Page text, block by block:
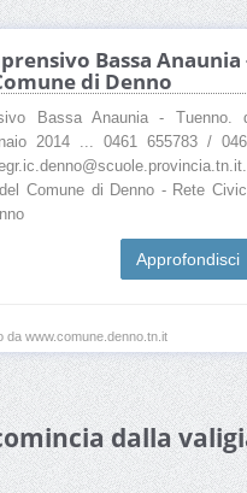
Bassa Anaunia
di Denno
Bassa Anaunia - Tuenno.
2014 ... 0461 655783 /
Comune di Denno - Rete
Approfondisci
da www.comune.denno.tn.it
dalla